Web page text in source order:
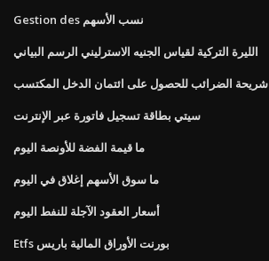
Gestion des نسب الأسهم
الليرة التركية لقياس الجنيه الاسترليني الرسم البياني
شريحة الضرائب للحصول على ائتمان الدخل المكتسب
سيتي بطاقة تسجيل فاتورة عبر الإنترنت
ما قيمة الفضة للأونصة اليوم
ما سوق الأسهم إغلاق في اليوم
أسعار العقود الآجلة للنفط اليوم
Etfs بورنت الأوراق المالية باريس